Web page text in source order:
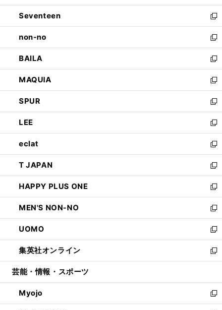
開
く
ウ
で
開
く
ン
ド
ウ
で
開
く
Seventeen
新
し
い
ウ
ィ
ン
ド
ウ
で
開
く
non-no
新
し
い
ウ
ィ
ン
ド
ウ
で
開
く
BAILA
新
し
い
ウ
ィ
ン
ド
ウ
で
開
く
MAQUIA
新
し
い
ウ
ィ
ン
ド
ウ
で
開
く
SPUR
新
し
い
ウ
ィ
ン
ド
ウ
で
開
く
LEE
新
し
い
ウ
ィ
ン
ド
ウ
で
開
く
eclat
新
し
い
ウ
ィ
ン
ド
ウ
で
開
く
T JAPAN
新
し
い
ウ
ィ
ン
ド
ウ
で
開
HAPPY PLUS ONE
新
し
い
ウ
ィ
ン
ド
ウ
開
く
MEN'S NON-NO
新
し
い
ウ
ィ
ン
ウ
で
開
UOMO
新
し
い
ウ
ン
ド
ウ
集英社オンライン
新
し
ウ
ィ
ン
芸能・情報・スポーツ
Myojo
新
し